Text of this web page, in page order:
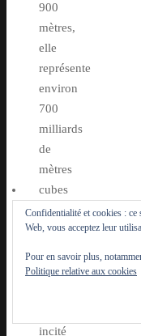
900
mètres,
elle
représente
environ
700
milliards
de
mètres
cubes
d’eau.
Ces
réserves
d’eau
incité
Confidentialité et cookies : ce
Web, vous acceptez leur
Pour en savoir plus,
Politique relative aux cookies